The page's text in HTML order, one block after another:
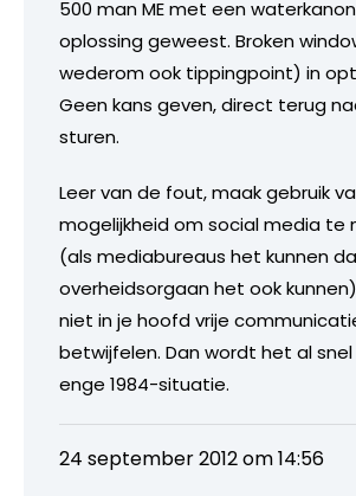
500 man ME met een
oplossing geweest. Broken
wederom ook tippingpoint) in
Geen kans geven, direct terug
sturen.
Leer van de fout, maak gebruik
mogelijkheid om social media te
(als mediabureaus het kunnen
overheidsorgaan het ook
niet in je hoofd vrije
betwijfelen. Dan wordt het al
enge 1984-situatie.
24 september 2012 om 14:56